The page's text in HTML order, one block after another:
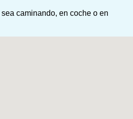
caminando, en coche o en